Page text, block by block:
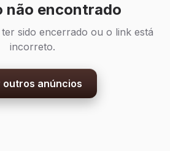
não encontrado
sido encerrado ou o link está
incorreto.
outros anúncios